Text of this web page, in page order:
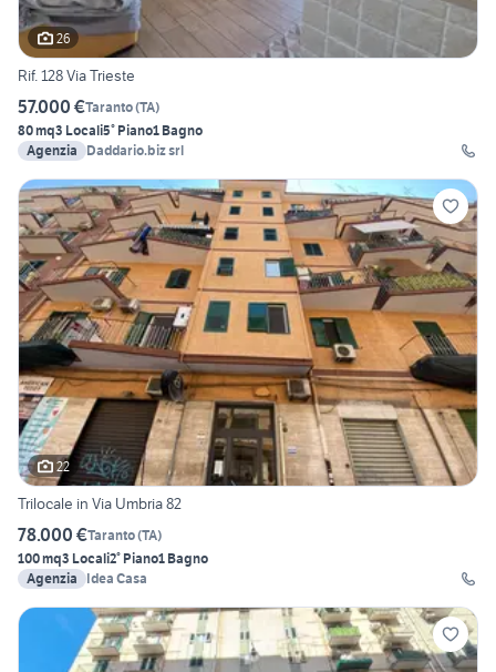
26
Rif. 128 Via Trieste
57.000 €Taranto(TA)
80 mq3 Locali5° Piano1 Bagno
Agenzia
Daddario.biz srl
22
Trilocale in Via Umbria 82
78.000 €Taranto(TA)
100 mq3 Locali2° Piano1 Bagno
Agenzia
Idea Casa